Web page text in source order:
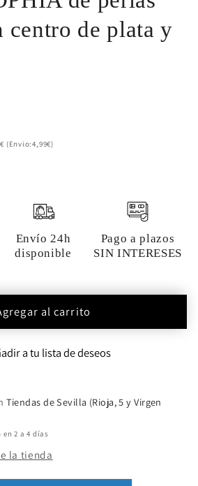
centro de plata y
(Envio:4,99€)
Envío 24h
disponible
Pago a plazos
SIN INTERESES
al carrito
a tu lista de deseos
Tiendas de Sevilla (Rioja, 5 y Virgen
2 a 4 días
la tienda